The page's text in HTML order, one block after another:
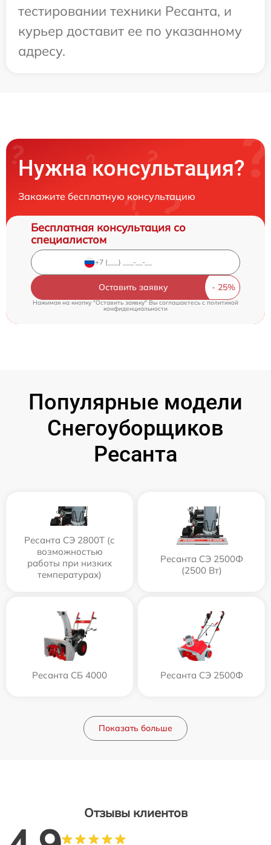
тестировании техники Ресанта, и
курьер доставит ее по указанному
адресу.
Нужна консультация?
Закажите бесплатную консультацию
Бесплатная консультация со
специалистом
Оставить заявку
Нажимая на кнопку "Оставить заявку" Вы соглашаетесь cполитикой
конфиденциальности
Популярные модели
Снегоуборщиков
Ресанта
Ресанта СЭ 2800Т (с
возможностью
работы при низких
температурах)
Ресанта СЭ 2500Ф
(2500 Вт)
Ресанта СБ 4000 Ресанта СЭ 2500Ф
Показать больше
Отзывы клиентов